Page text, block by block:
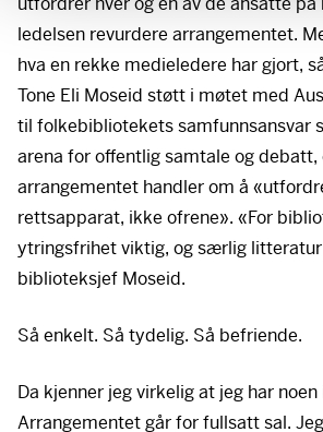
ledelsen revurdere arrangementet.
hva en rekke medieledere har gjort,
Tone Eli Moseid støtt i møtet med
til folkebibliotekets samfunnsansvar
arena for offentlig samtale og debatt,
arrangementet handler om å
rettsapparat, ikke ofrene». «For
ytringsfrihet viktig, og særlig
biblioteksjef Moseid.
Så enkelt. Så tydelig. Så befriende.
Da kjenner jeg virkelig at jeg har noen
Arrangementet går for fullsatt sal.